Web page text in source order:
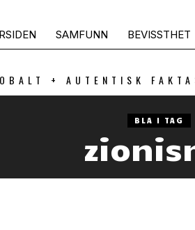
SAMFUNN BEVISSTHET
+ AUTENTISK
BLA I TAG